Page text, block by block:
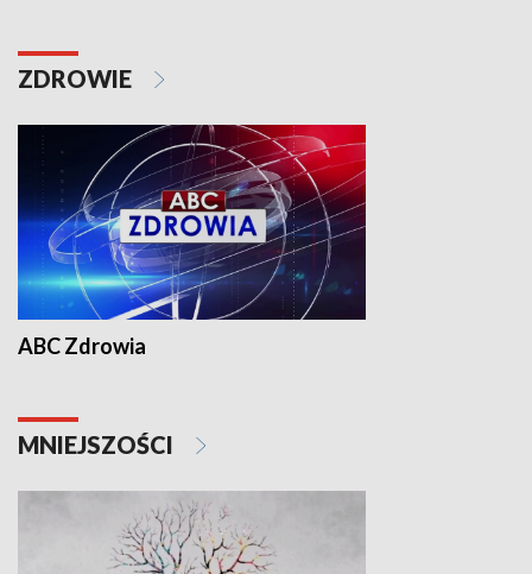
ZDROWIE
ABC Zdrowia
MNIEJSZOŚCI